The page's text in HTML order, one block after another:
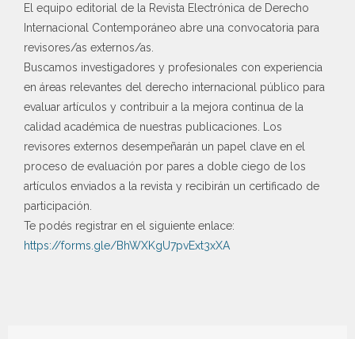
El equipo editorial de la Revista Electrónica de Derecho
Internacional Contemporáneo abre una convocatoria para
revisores/as externos/as.
Buscamos investigadores y profesionales con experiencia
en áreas relevantes del derecho internacional público para
evaluar artículos y contribuir a la mejora continua de la
calidad académica de nuestras publicaciones. Los
revisores externos desempeñarán un papel clave en el
proceso de evaluación por pares a doble ciego de los
artículos enviados a la revista y recibirán un certificado de
participación.
Te podés registrar en el siguiente enlace:
https://forms.gle/BhWXKgU7pvExt3xXA